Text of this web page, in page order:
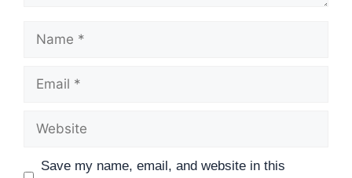
Name
Email
Website
Save my name, email, and website in this